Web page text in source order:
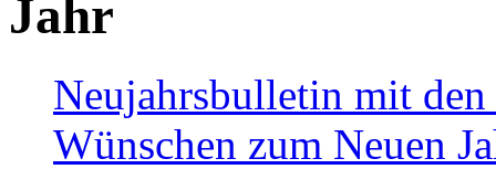
Jahr
Neujahrsbulletin mit den
Wünschen zum Neuen